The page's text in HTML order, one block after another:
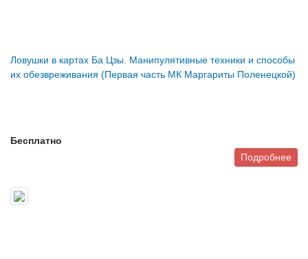
Ловушки в картах Ба Цзы. Манипулятивные техники и способы
их обезвреживания (Первая часть МК Маргариты Поленецкой)
Бесплатно
Подробнее